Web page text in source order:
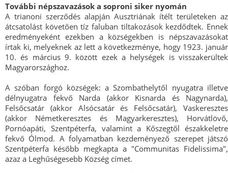
További népszavazások a soproni siker nyomán
A trianoni szerződés alapján Ausztriának ítélt területeken az
átcsatolást követően tíz faluban tiltakozások kezdődtek. Ennek
eredményeként ezekben a községekben is népszavazásokat
írtak ki, melyeknek az lett a következménye, hogy 1923. január
10. és március 9. között ezek a helységek is visszakerültek
Magyarországhoz.
A szóban forgó községek: a Szombathelytől nyugatra illetve
délnyugatra fekvő Narda (akkor Kisnarda és Nagynarda),
Felsőcsatár (akkor Alsócsatár és Felsőcsatár), Vaskeresztes
(akkor Németkeresztes és Magyarkeresztes), Horvátlövő,
Pornóapáti, Szentpéterfa, valamint a Kőszegtől északkeletre
fekvő Ólmod. A folyamatban kezdeményező szerepet játszó
Szentpéterfa később megkapta a "Communitas Fidelissima",
azaz a Leghűségesebb Község címet.